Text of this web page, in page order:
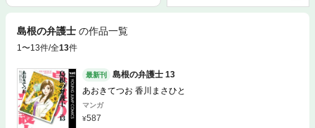
島根の弁護士 の作品一覧
1〜13件/全13件
最新刊
島根の弁護士 13
あおきてつお 香川まさひと
マンガ
587